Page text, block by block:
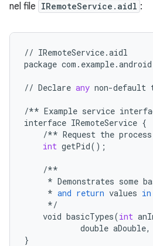
nel file IRemoteService.aidl :
// IRemoteService.aidl
package com . example.android
// Declare any non-default
/** Example service
interface IRemoteService {
/** Request the process
int getPid();
/**
* Demonstrates some
* and return values in
*/
void basicTypes(int
double aDouble,
}